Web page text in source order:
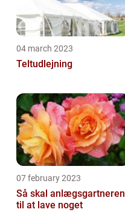
04 march 2023
Teltudlejning
07 february 2023
Så skal anlægsgartneren
til at lave noget